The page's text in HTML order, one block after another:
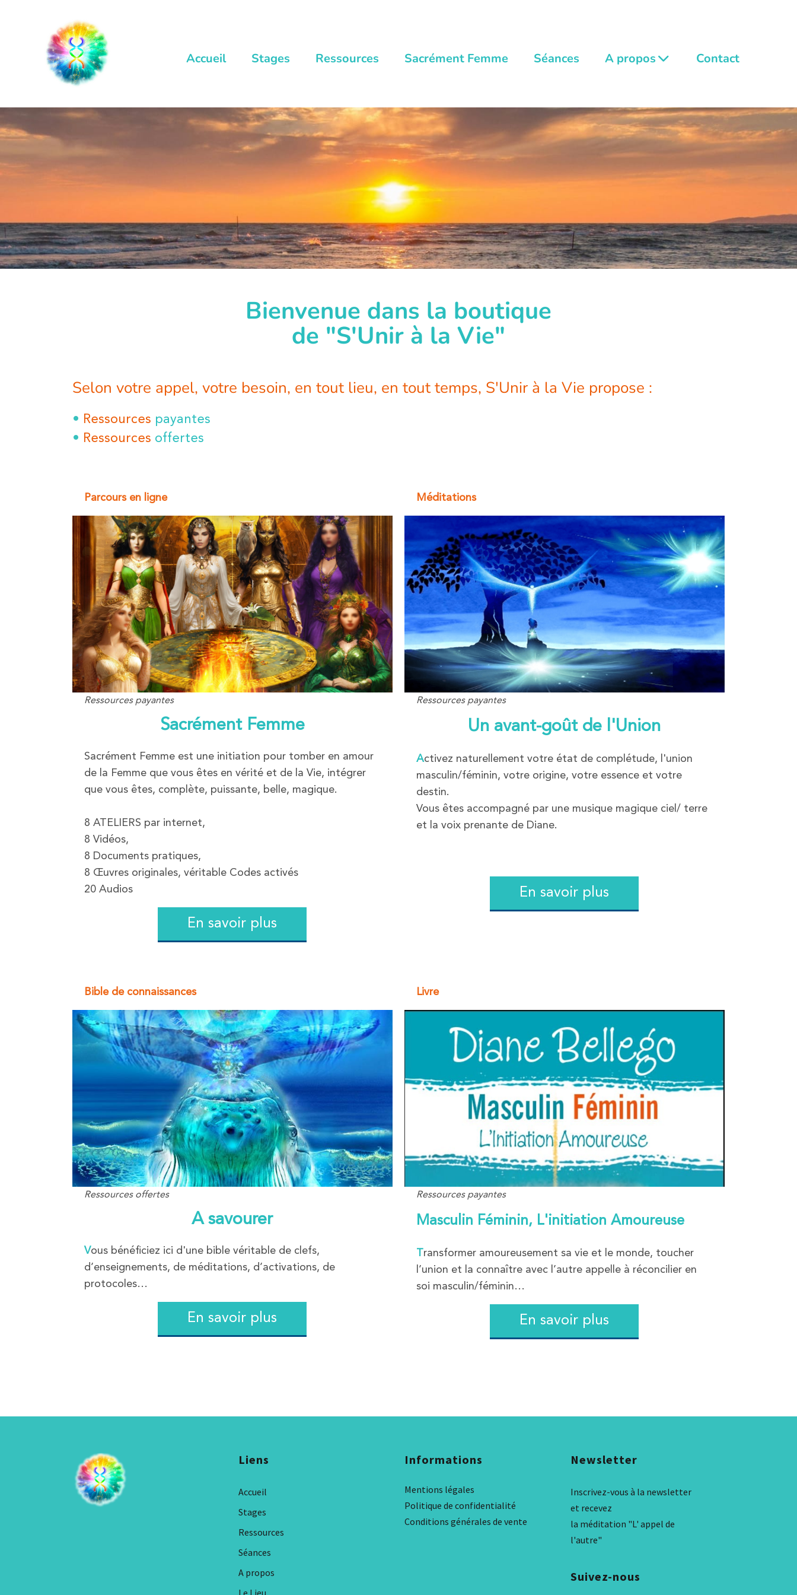
Accueil Stages Ressources Sacrément Femme Séances A propos Contact
Bienvenue dans la boutique
de "S'Unir à la Vie"
Selon votre appel, votre besoin, en tout lieu, en tout temps, S'Unir à la Vie propose :
• Ressources payantes
• Ressources offertes
Parcours en ligne
Ressources payantes
Sacrément Femme
Sacrément Femme est une initiation pour tomber en amour
de la Femme que vous êtes en vérité et de la Vie, intégrer
que vous êtes, complète, puissante, belle, magique.
8 ATELIERS par internet,
8 Vidéos,
8 Documents pratiques,
8 Œuvres originales, véritable Codes activés
20 Audios
En savoir plus
Méditations
Ressources payantes
Un avant-goût de l'Union
Activez naturellement votre état de complétude, l'union
masculin/féminin, votre origine, votre essence et votre
destin.
Vous êtes accompagné par une musique magique ciel/ terre
et la voix prenante de Diane.
En savoir plus
Bible de connaissances
Ressources offertes
A savourer
Vous bénéficiez ici d'une bible véritable de clefs,
d’enseignements, de méditations, d’activations, de
protocoles…
En savoir plus
Livre
Ressources payantes
Masculin Féminin, L'initiation Amoureuse
Transformer amoureusement sa vie et le monde, toucher
l’union et la connaître avec l’autre appelle à réconcilier en
soi masculin/féminin…
En savoir plus
Liens
Accueil
Stages
Ressources
Séances
A propos
Informations
Mentions légales
Politique de confidentialité
Conditions générales de vente
Newsletter
Inscrivez-vous à la newsletter
et recevez
la méditation "L' appel de
l'autre"
Suivez-nous